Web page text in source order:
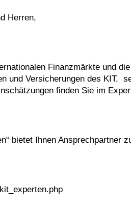
Herren,
Finanzmärkte und
und Versicherungen des KIT,
finden Sie im
bietet Ihnen Ansprechpartner